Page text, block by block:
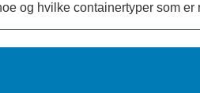
og hvilke containertyper som